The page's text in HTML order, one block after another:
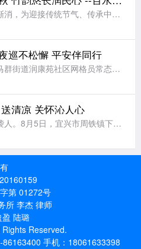
立秋将至，暑气渐消，为迎接传统节气、传承中华优秀传统文化，丰富辖区居民夏日及立秋时节精神文化生活，让大家近距离感受非遗手工艺的独特魅力，8月6日上午，栖霞区马群街道百水家园社区党委、新时代文明实践站联
巡不松懈 平安伴同行
连日来，栖霞区马群街道润康苑社区网格员常态化开展夏夜常态化治安巡逻，以脚步丈量平安，用坚守守护夏夜安宁。夜幕降临，网格员组成巡逻小队，开启夜间巡防值守。巡逻队伍采取定点值守与动态巡查相结合的方式，围绕
清凉 关怀沁人心
盛夏酷暑，热浪袭人。8月5日，宜兴市周铁镇下邾社区新时代文明实践站精心组织十余名青年志愿者，开展“夏日送清凉，关爱户外劳动者”主题文明实践志愿服务活动，用贴心举措为坚守高温岗位的工作者送去丝丝凉意，传
第 01272号
所 李杰 律师
盈 陆璐
Reserved.
86163400 手机：18061633398